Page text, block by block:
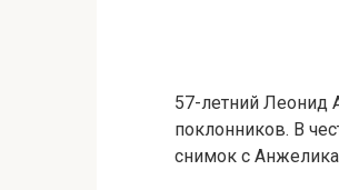
57-летний Леонид
поклонников. В
снимок с